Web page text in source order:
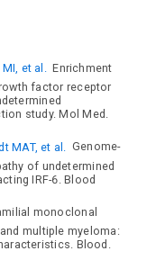
et al.
Enrichment
factor receptor
study. Mol Med.
MAT, et al.
Genome-
of undetermined
IRF-6. Blood
monoclonal
multiple myeloma:
Blood.